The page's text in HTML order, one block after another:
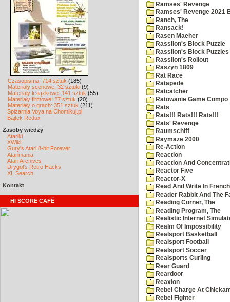
Czasopisma: 714 sztuk (185)
Materiały scenowe: 32 sztuki (9)
Materiały książkowe: 141 sztuk (55)
Materiały firmowe: 27 sztuk (20)
Materiały o grach: 351 sztuk (211)
Spiżarnia Voya na Chomikuj.pl
Bajtek Redux
Zasoby wiedzy
Atariki
XWiki
Gury's Atari 8-bit Forever
Atarimania
Atari Archives
Drygol's Retro Hacks
XL Search
Kontakt
HI SCORE CAFÉ
Ramses' Revenge
Ramses' Revenge 2021
Ranch, The
Ransack!
Rasen Maeher
Rassilon's Block Puzzle
Rassilon's Block Puzzles
Rassilon's Rollout
Raszyn 1809
Rat Race
Ratapede
Ratcatcher
Ratowanie Game Compo
Rats
Rats!!! Rats!!! Rats!!!
Rats' Revenge
Raumschiff
Raymaze 2000
Re-Action
Reaction
Reaction And
Reactor Five
Reactor-X
Read And Write In
Reader Rabbit And The
Reading Corner, The
Reading Program, The
Realistic Internet
Realm Of Impossibility
Realsport Basketball
Realsport Football
Realsport Soccer
Realsports Curling
Rear Guard
Reardoor
Reaxion
Rebel Charge At
Rebel Fighter